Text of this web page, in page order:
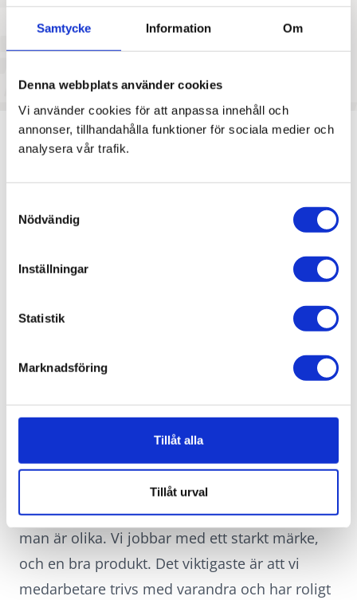
Samtycke Information Om
Denna webbplats använder cookies
Vi använder cookies för att anpassa innehåll och
annonser, tillhandahålla funktioner för sociala medier och
analysera vår trafik.
Nödvändig
Inställningar
Statistik
Marknadsföring
Tillåt alla
Tillåt urval
Vad gör Veho Bil till en utmärkt
arbetsplats?
”På denna arbetsplats så blir man sedd, man
bryr sig om varandra. Det är lätt att få hjälp av
sina kollegor och då menar jag på hela Veho
Bil.”
”Bra och engagerade medarbetare som ställer
upp och hjälps åt, även mellan de olika
under ansvar, möjligheter att
utbildas/utvecklas inom företaget.”
”Att man kommer till sin andra familj när man
”Vi har en bra laganda, alla accepteras även om
man är olika. Vi jobbar med ett starkt märke,
och en bra produkt. Det viktigaste är att vi
medarbetare trivs med varandra och har roligt